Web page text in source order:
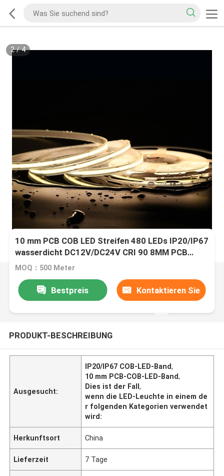
2/4
10 mm PCB COB LED Streifen 480 LEDs IP20/IP67
wasserdicht DC12V/DC24V CRI 90 8MM PCB
Breite
MOQ：500 Meter
Bestpreis Kontaktieren Sie
uns
PRODUKT-BESCHREIBUNG
Ausgesucht:
IP20/IP67 COB-LED-Band,
10 mm PCB-COB-LED-Band,
Dies ist der Fall,
wenn die LED-Leuchte in einem de
r folgenden Kategorien verwendet
wird:
Herkunftsort China
Lieferzeit 7 Tage